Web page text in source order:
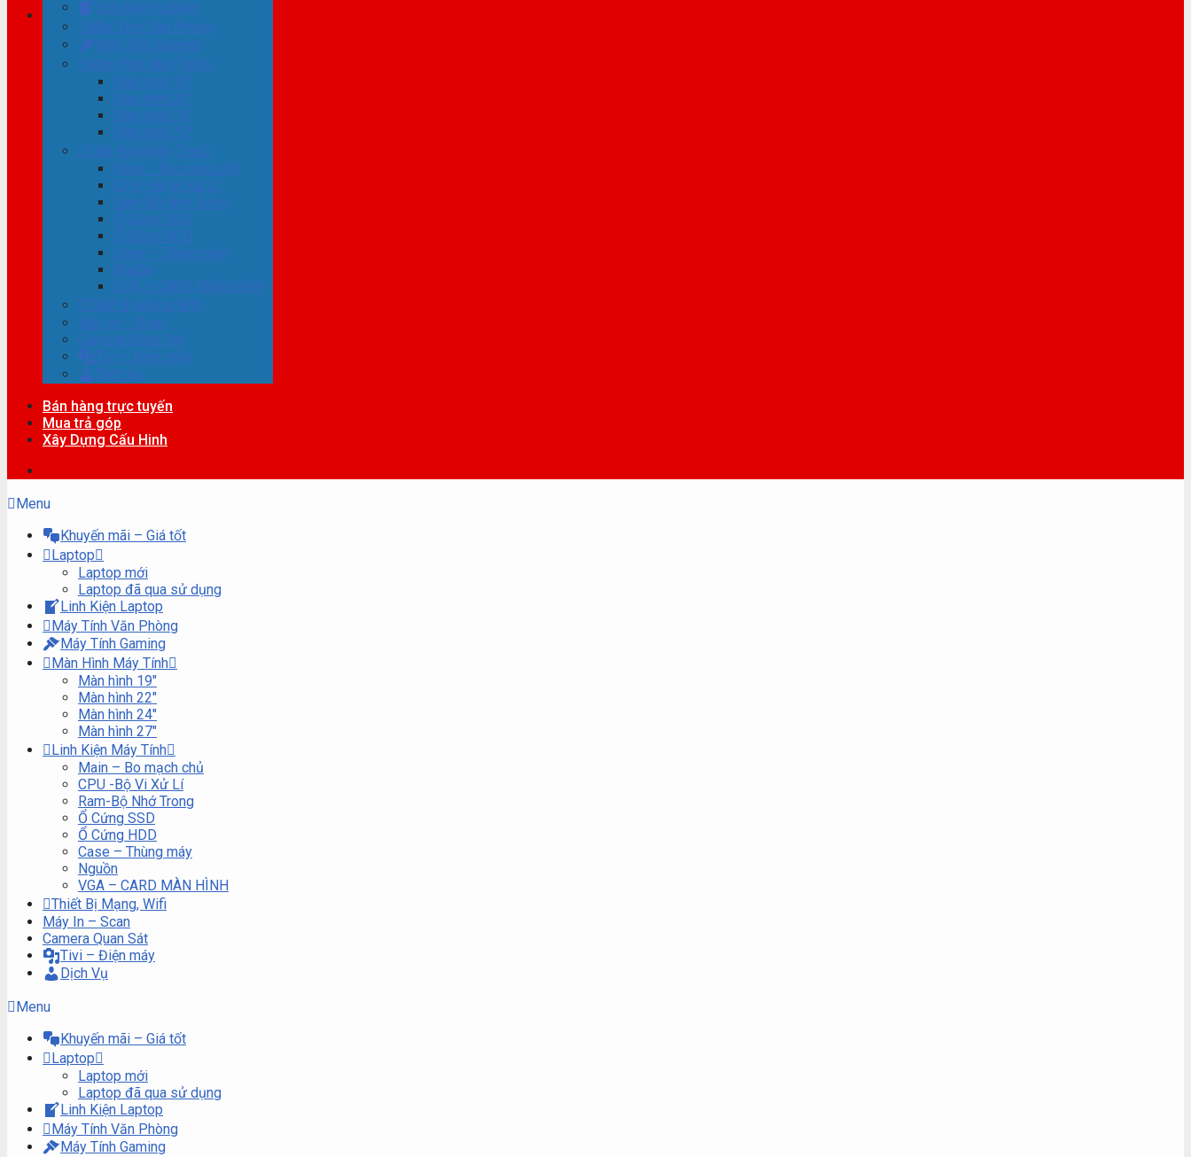
Bán hàng trực tuyến
Mua trả góp
Xây Dựng Cấu Hinh
Menu
Khuyến mãi – Giá tốt
Laptop
Laptop mới
Laptop đã qua sử dụng
Linh Kiện Laptop
Máy Tính Văn Phòng
Máy Tính Gaming
Màn Hình Máy Tính
Màn hình 19″
Màn hình 22″
Màn hình 24″
Màn hình 27″
Linh Kiện Máy Tính
Main – Bo mạch chủ
CPU -Bộ Vi Xử Lí
Ram-Bộ Nhớ Trong
Ổ Cứng SSD
Ổ Cứng HDD
Case – Thùng máy
Nguồn
VGA – CARD MÀN HÌNH
Thiết Bị Mạng, Wifi
Máy In – Scan
Camera Quan Sát
Tivi – Điện máy
Dịch Vụ
Menu
Khuyến mãi – Giá tốt
Laptop
Laptop mới
Laptop đã qua sử dụng
Linh Kiện Laptop
Máy Tính Văn Phòng
Máy Tính Gaming